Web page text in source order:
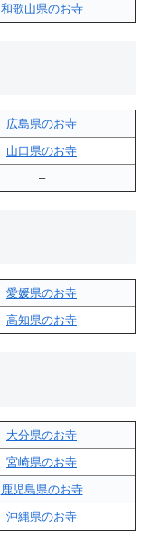
和歌山県のお寺
広島県のお寺
山口県のお寺
–
愛媛県のお寺
高知県のお寺
大分県のお寺
宮崎県のお寺
鹿児島県のお寺
沖縄県のお寺